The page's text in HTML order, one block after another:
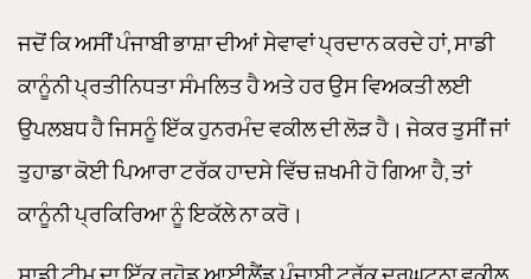
ਜਦੋਂ ਕਿ ਅਸੀਂ ਪੰਜਾਬੀ ਭਾਸ਼ਾ ਦੀਆਂ ਸੇਵਾਵਾਂ ਪ੍ਰਦਾਨ ਕਰਦੇ ਹਾਂ, ਸਾਡੀ
ਕਾਨੂੰਨੀ ਪ੍ਰਤੀਨਿਧਤਾ ਸੰਮਲਿਤ ਹੈ ਅਤੇ ਹਰ ਉਸ ਵਿਅਕਤੀ ਲਈ
ਉਪਲਬਧ ਹੈ ਜਿਸਨੂੰ ਇੱਕ ਹੁਨਰਮੰਦ ਵਕੀਲ ਦੀ ਲੋੜ ਹੈ। ਜੇਕਰ ਤੁਸੀਂ ਜਾਂ
ਤੁਹਾਡਾ ਕੋਈ ਪਿਆਰਾ ਟਰੱਕ ਹਾਦਸੇ ਵਿੱਚ ਜ਼ਖਮੀ ਹੋ ਗਿਆ ਹੈ, ਤਾਂ
ਕਾਨੂੰਨੀ ਪ੍ਰਕਿਰਿਆ ਨੂੰ ਇਕੱਲੇ ਨਾ ਕਰੋ।
ਸਾਡੀ ਟੀਮ ਦਾ ਇੱਕ ਰ੍ਹੋਡ ਆਈਲੈਂਡ ਪੰਜਾਬੀ ਟਰੱਕ ਦੁਰਘਟਨਾ ਵਕੀਲ